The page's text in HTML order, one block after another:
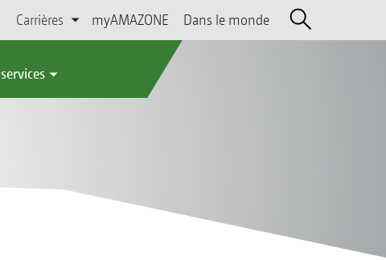
Carrières myAMAZONE Dans le monde